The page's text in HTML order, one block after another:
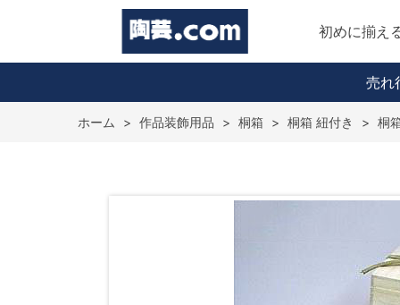
初めに揃え
売れ
ホーム > 作品装飾用品 > 桐箱 > 桐箱 紐付き > 桐